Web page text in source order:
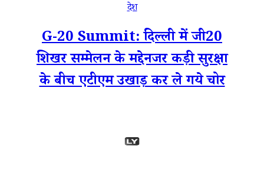
देश
G-20 Summit: दिल्ली में जी20
शिखर सम्मेलन के मद्देनजर कड़ी सुरक्षा
के बीच एटीएम उखाड़ कर ले गये चोर